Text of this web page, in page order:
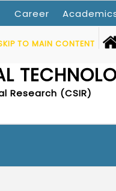
Career
TO MAIN CONTENT
(CSIR)